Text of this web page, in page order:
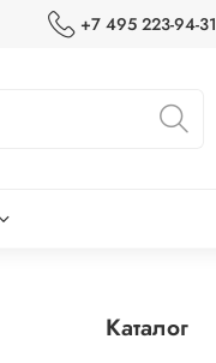
+7 495 223-94-31
Каталог